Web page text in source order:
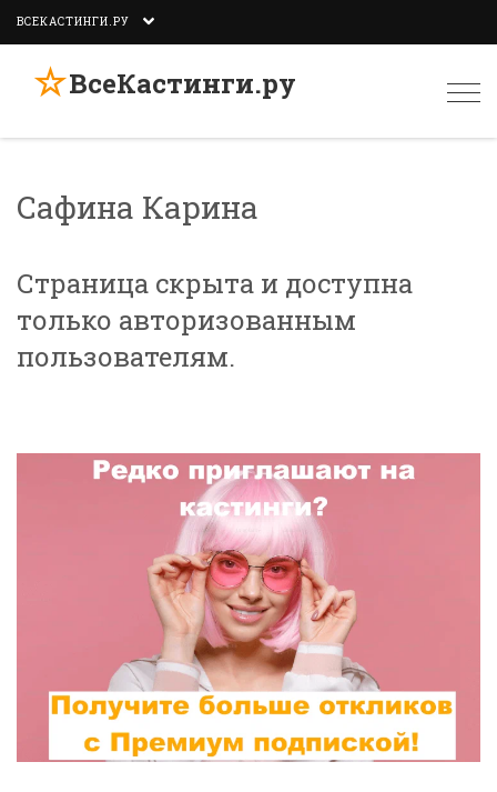
ВСЕКАСТИНГИ.РУ
☆ВсеКастинги.ру
Сафина Карина
Страница скрыта и доступна
только авторизованным
пользователям.